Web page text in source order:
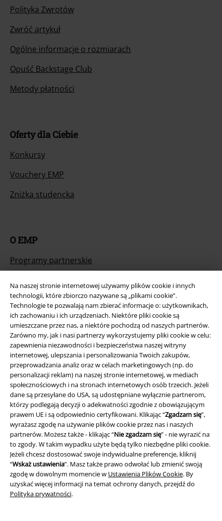
Na naszej stronie internetowej używamy plików cookie i innych
technologii, które zbiorczo nazywane są „plikami cookie”.
Technologie te pozwalają nam zbierać informacje o: użytkownikach,
ich zachowaniu i ich urządzeniach. Niektóre pliki cookie są
umieszczane przez nas, a niektóre pochodzą od naszych partnerów.
Zarówno my, jak i nasi partnerzy wykorzystujemy pliki cookie w celu:
zapewnienia niezawodności i bezpieczeństwa naszej witryny
internetowej, ulepszania i personalizowania Twoich zakupów,
przeprowadzania analiz oraz w celach marketingowych (np. do
personalizacji reklam) na naszej stronie internetowej, w mediach
społecznościowych i na stronach internetowych osób trzecich. Jeżeli
dane są przesyłane do USA, są udostępniane wyłącznie partnerom,
którzy podlegają decyzji o adekwatności zgodnie z obowiązującym
prawem UE i są odpowiednio certyfikowani. Klikając “Zgadzam się”,
wyrażasz zgodę na używanie plików cookie przez nas i naszych
partnerów. Możesz także - klikając “Nie zgadzam się” - nie wyrazić na
to zgody. W takim wypadku użyte będą tylko niezbędne pliki cookie.
Jeżeli chcesz dostosować swoje indywidualne preferencje, kliknij
“Wskaż ustawienia”. Masz także prawo odwołać lub zmienić swoją
zgodę w dowolnym momencie w Ustawienia Plików Cookie. By
uzyskać więcej informacji na temat ochrony danych, przejdź do
Polityka prywatności.
Polityka Zwrotów
Zwróć artykuł
Ogólne informacje o rozmiarach
Opuść Backstage Club
Metody płatności
Oferty dla Ciebie
Konkursy
Vouchery EMP
Zniżka studencka
O EMP
Programy partnerskie
Społeczność
Metody płatności